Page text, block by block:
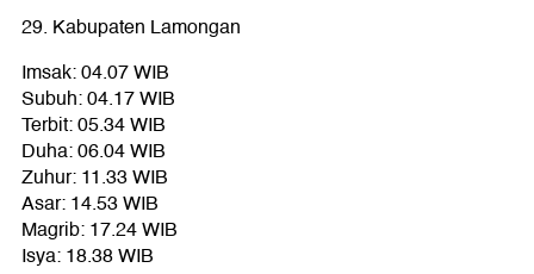
29. Kabupaten Lamongan
Imsak: 04.07 WIB
Subuh: 04.17 WIB
Terbit: 05.34 WIB
Duha: 06.04 WIB
Zuhur: 11.33 WIB
Asar: 14.53 WIB
Magrib: 17.24 WIB
Isya: 18.38 WIB